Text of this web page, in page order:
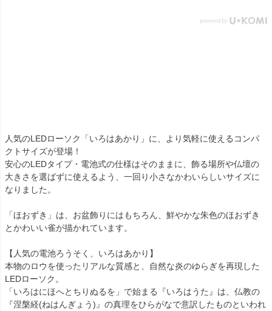
人気のLEDローソク「いろはあかり」に、より気軽に使えるコンパ
クトサイズが登場！
安心のLEDタイプ・電池式の仕様はそのままに、飾る場所や仏壇の
大きさを選ばずに使えるよう、一回り小さなかわいらしいサイズに
なりました。
「ほおずき」は、お盆飾りにはもちろん、鮮やかな朱色のほおずき
とかわいい雀が描かれています。
【人気の電池ろうそく、いろはあかり】
本物のロウを使ったリアルな質感と、自然な炎のゆらぎを再現した
LEDローソク。
「いろはにほへとちりぬるを」で始まる『いろはうた』は、仏教の
『涅槃経(ねはんぎょう)』の真理をひらがなで意訳したものといわれ